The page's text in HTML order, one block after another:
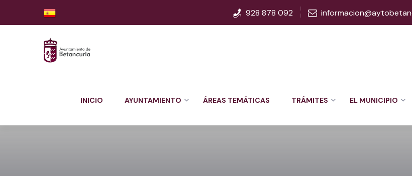
928 878 092
INICIO AYUNTAMIENTO ÁREAS TEMÁTICAS TRÁMITES EL MUNICIPIO